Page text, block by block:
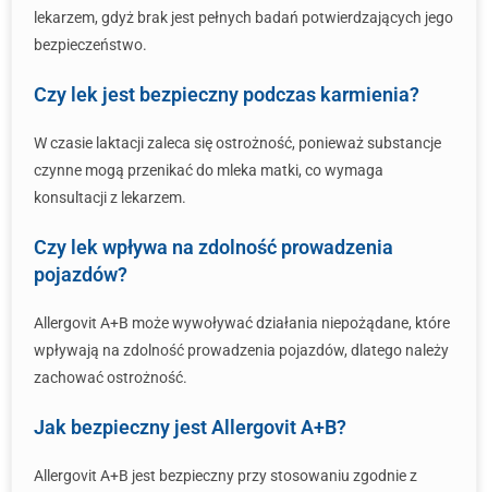
lekarzem, gdyż brak jest pełnych badań potwierdzających jego
bezpieczeństwo.
Czy lek jest bezpieczny podczas karmienia?
W czasie laktacji zaleca się ostrożność, ponieważ substancje
czynne mogą przenikać do mleka matki, co wymaga
konsultacji z lekarzem.
Czy lek wpływa na zdolność prowadzenia
pojazdów?
Allergovit A+B może wywoływać działania niepożądane, które
wpływają na zdolność prowadzenia pojazdów, dlatego należy
zachować ostrożność.
Jak bezpieczny jest Allergovit A+B?
Allergovit A+B jest bezpieczny przy stosowaniu zgodnie z